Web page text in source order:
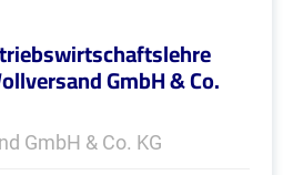
GmbH & Co.
GmbH & Co. KG